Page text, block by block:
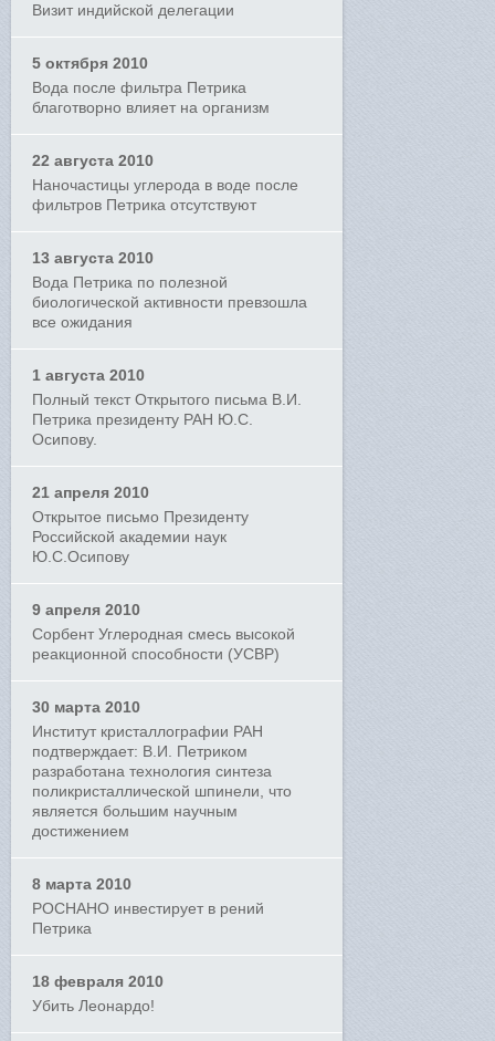
Визит индийской делегации
5 октября 2010
Вода после фильтра Петрика
благотворно влияет на организм
22 августа 2010
Наночастицы углерода в воде после
фильтров Петрика отсутствуют
13 августа 2010
Вода Петрика по полезной
биологической активности превзошла
все ожидания
1 августа 2010
Полный текст Открытого письма В.И.
Петрика президенту РАН Ю.С.
Осипову.
21 апреля 2010
Открытое письмо Президенту
Российской академии наук
Ю.С.Осипову
9 апреля 2010
Сорбент Углеродная смесь высокой
реакционной способности (УСВР)
30 марта 2010
Институт кристаллографии РАН
подтверждает: В.И. Петриком
разработана технология синтеза
поликристаллической шпинели, что
является большим научным
достижением
8 марта 2010
РОСНАНО инвестирует в рений
Петрика
18 февраля 2010
Убить Леонардо!